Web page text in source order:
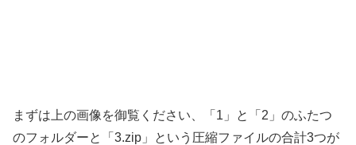
まずは上の画像を御覧ください、「1」と「2」のふたつ
のフォルダーと「3.zip」という圧縮ファイルの合計3つが